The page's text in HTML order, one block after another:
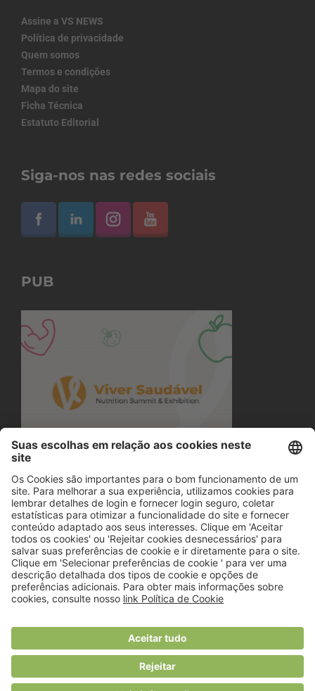
Assine a VS NEWS
Política de privacidade
Quem somos
Termos e condições
Mapa do site
Ficha Técnica
Estatuto Editorial
Siga-nos nas redes sociais
PUB
© 2018 Viver Saudável
O portal dos profissionais de nutrição